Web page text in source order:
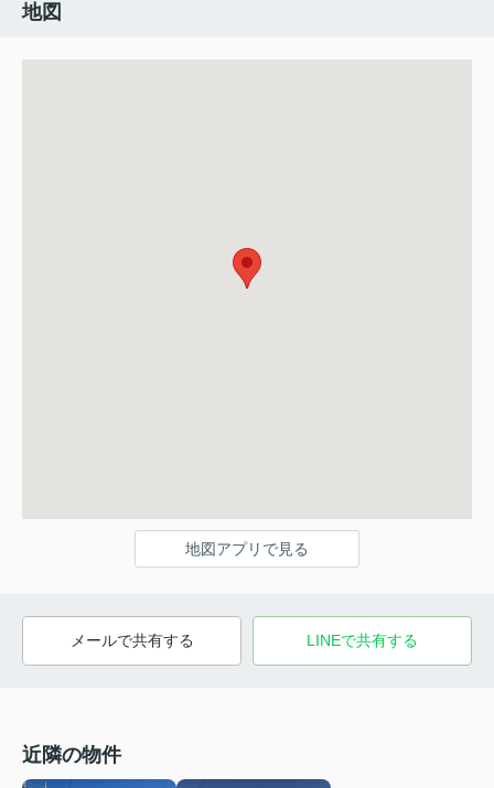
地図
地図アプリで見る
メールで共有する LINEで共有する
近隣の物件